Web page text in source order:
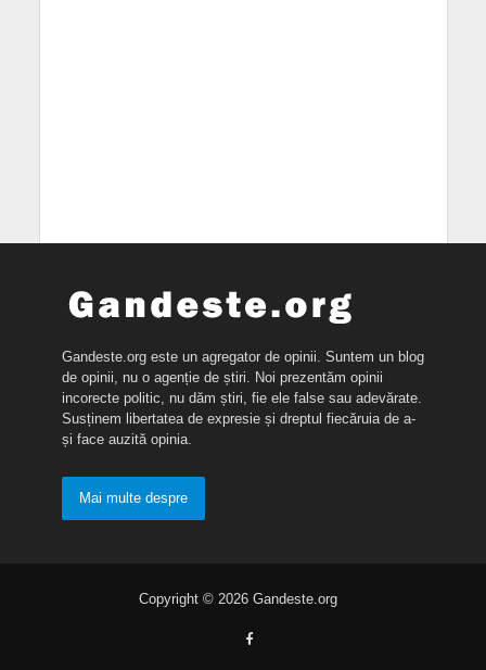
Gandeste.org este un agregator de opinii. Suntem un blog
de opinii, nu o agenție de știri. Noi prezentăm opinii
incorecte politic, nu dăm știri, fie ele false sau adevărate.
Susținem libertatea de expresie și dreptul fiecăruia de a-
și face auzită opinia.
Mai multe despre
Copyright © 2026 Gandeste.org